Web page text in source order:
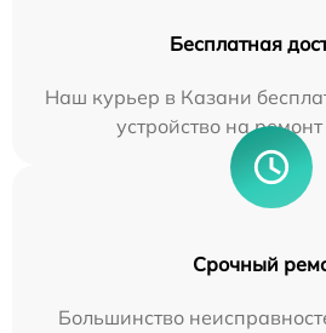
Бесплатная
Наш курьер в Казани
устройство на
Срочный
Большинство